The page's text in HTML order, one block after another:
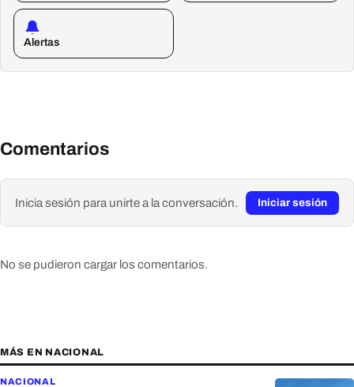
Alertas
Comentarios
Inicia sesión para unirte a la conversación. Iniciar sesión
No se pudieron cargar los comentarios.
MÁS EN NACIONAL
NACIONAL